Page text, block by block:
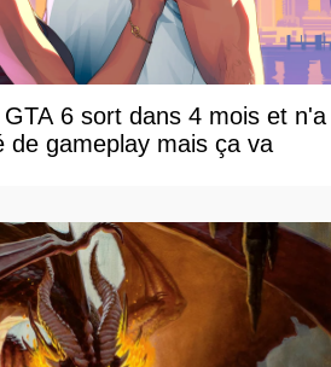
6 sort dans 4 mois et n'a
de gameplay mais ça va